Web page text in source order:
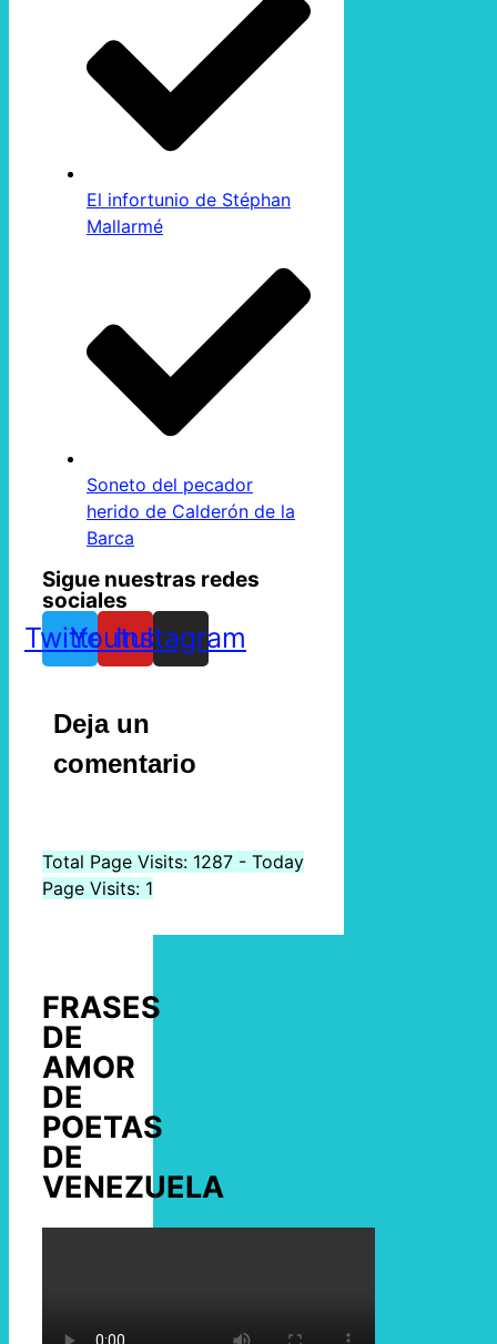
El infortunio de Stéphan
Mallarmé
Soneto del pecador
herido de Calderón de la
Barca
Sigue nuestras redes
sociales
TwitterYoutube
Instagram
Deja un
comentario
Total Page Visits: 1287 - Today
Page Visits: 1
FRASES
DE
AMOR
DE
POETAS
DE
VENEZUELA